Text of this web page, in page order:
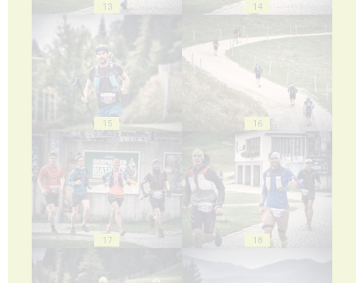
13 14
15 16
17 18